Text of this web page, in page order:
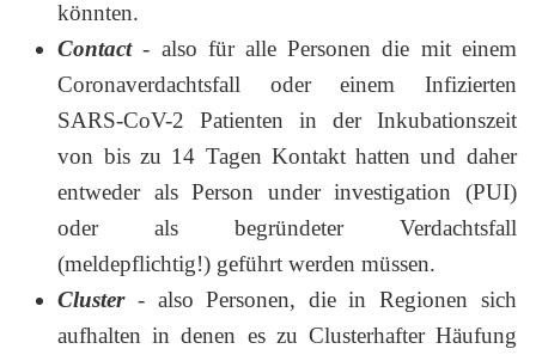
könnten.
Contact- also für alle Personen die mit einem
Coronaverdachtsfall oder einem Infizierten
SARS-CoV-2 Patienten in der Inkubationszeit
von bis zu 14 Tagen Kontakt hatten und daher
entweder als Person under investigation (PUI)
oder als begründeter Verdachtsfall
(meldepflichtig!) geführt werden müssen.
Cluster- also Personen, die in Regionen sich
aufhalten in denen es zu Clusterhafter Häufung